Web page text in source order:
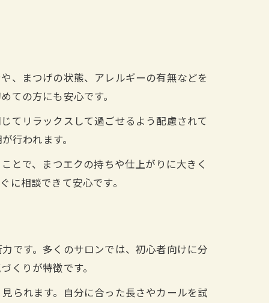
、まつげの状態、アレルギーの有無などを
ての方にも安心です。
てリラックスして過ごせるよう配慮されて
行われます。
とで、まつエクの持ちや仕上がりに大きく
相談できて安心です。
です。多くのサロンでは、初心者向けに分
くりが特徴です。
られます。自分に合った長さやカールを試